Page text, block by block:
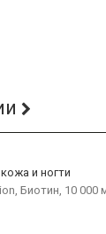
и ногти
Биотин, 10 000